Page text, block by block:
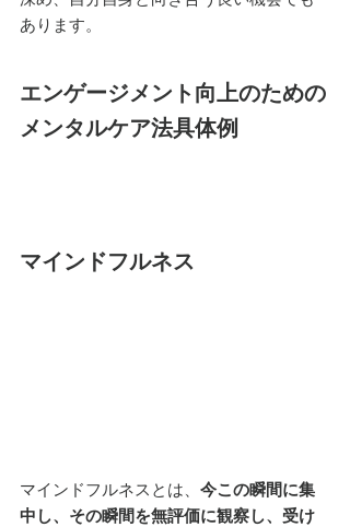
あります。
エンゲージメント向上のための
メンタルケア法具体例
マインドフルネス
マインドフルネスとは、 今この瞬間に集
中し、その瞬間を無評価に観察し、受け